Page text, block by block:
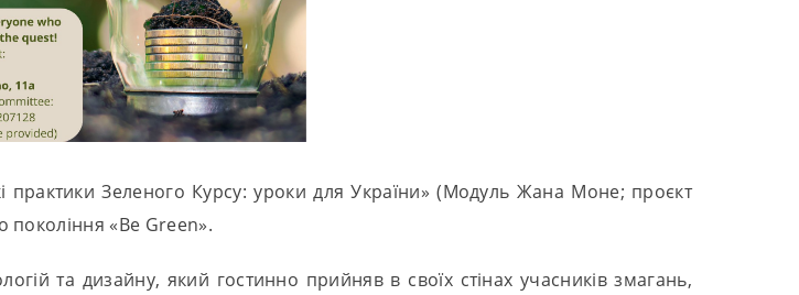
практики Зеленого Курсу: уроки для України» (Модуль Жана Моне; проєкт
покоління «Be Green».
та дизайну, який гостинно прийняв в своїх стінах учасників змагань,